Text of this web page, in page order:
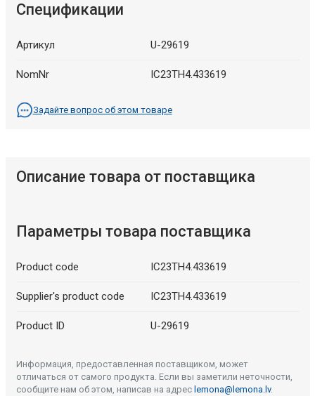
Спецификации
Артикул U-29619
NomNr IC23TH4.433619
Задайте вопрос об этом товаре
Описание товара от поставщика
Параметры товара поставщика
Product code IC23TH4.433619
Supplier's product code IC23TH4.433619
Product ID U-29619
Информация, предоставленная поставщиком, может
отличаться от самого продукта. Если вы заметили неточности,
сообщите нам об этом, написав на адрес lemona@lemona.lv.